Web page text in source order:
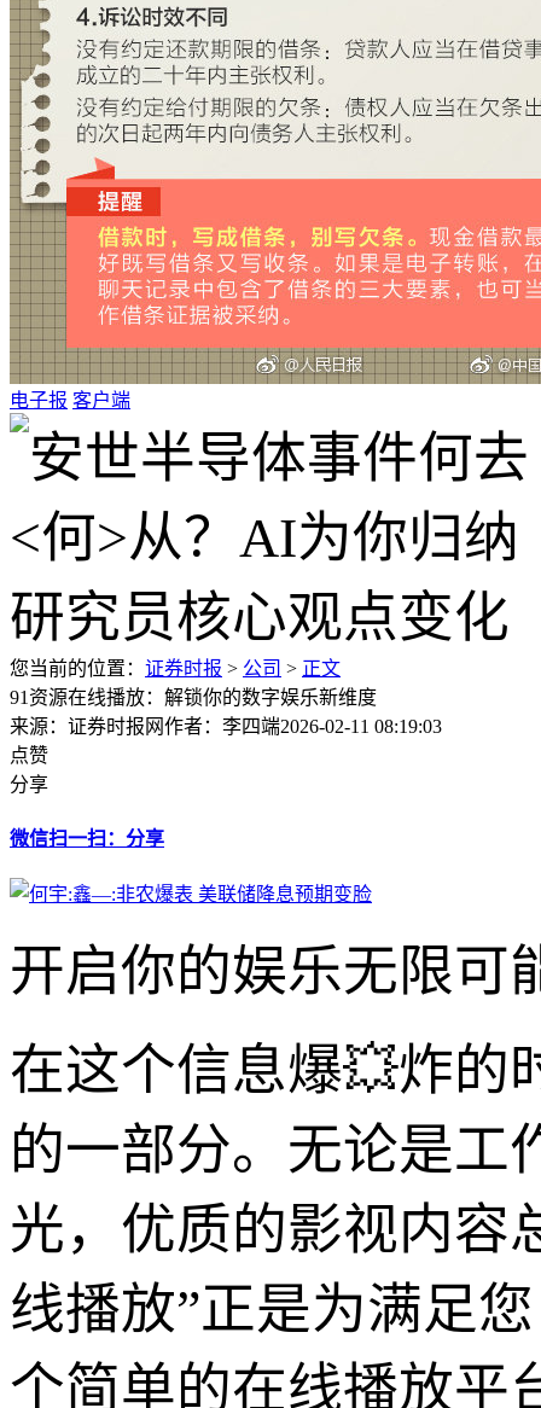
电子报 客户端
您当前的位置： 证券时报 > 公司 > 正文
91资源在线播放：解锁你的数字娱乐新维度
来源：证券时报网作者：李四端2026-02-11 08:19:03
点赞
分享
微信扫一扫：分享
开启你的娱乐无限可
在这个信息爆💥炸的
的一部分。无论是工
光，优质的影视内容
线播放”正是为满足
个简单的在线播放平